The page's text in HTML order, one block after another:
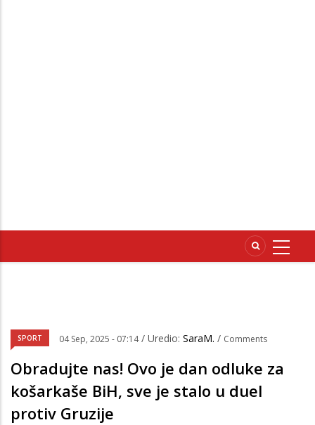
SPORT 04 Sep, 2025 - 07:14 / Uredio: SaraM. / Comments
Obradujte nas! Ovo je dan odluke za
košarkaše BiH, sve je stalo u duel
protiv Gruzije